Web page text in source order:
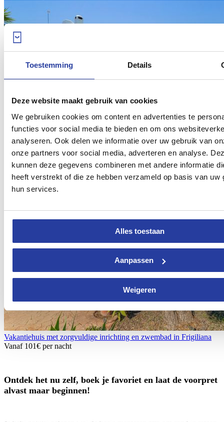
Toestemming Details
Deze website maakt gebruik van cookies
We gebruiken cookies om content en advertenties te
functies voor social media te bieden en om ons
analyseren. Ook delen we informatie over uw gebruik van
onze partners voor social media, adverteren en analyse.
kunnen deze gegevens combineren met andere informatie
heeft verstrekt of die ze hebben verzameld op basis van uw
hun services.
Alles toestaan
Aanpassen
Weigeren
Vakantiehuis dicht bij het strand met Wifi en openhaard in Conil de
la Frontera
Vanaf373€per nacht
Vakantiehuis met zorgvuldige inrichting en zwembad in Frigiliana
Vanaf 101€ per nacht
Ontdek het nu zelf, boek je favoriet en laat de voorpret
alvast maar beginnen!